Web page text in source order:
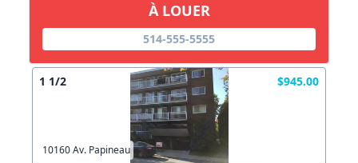
À LOUER
514-555-5555
1 1/2 $945.00
10160 Av. Papineau
X Fermer